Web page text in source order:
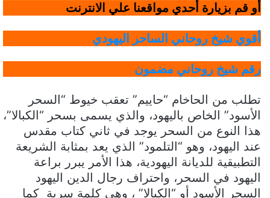
أو قم بزيارة أحدي مواقعنا علي الانترنت
أقوي شيخ روحاني الساحر اليهودي
رقم شيخ روحاني مضمون
تطلب من الحاخام “حاييم” تعقب خيوط “السحر
الأسود” الخاص باليهود، والذي يسمى بسحر “الكبالا”،
هذا النوع من السحر يوجد في ثاني كتاب مقدس
عند اليهود، وهو “التلمود” الذي يعد بمثابة الشريعة
التطبيقية للديانة اليهودية، هذا الأمر يبرر براعة
اليهود في السحر، واحتراف رجال الدين اليهود
السحر الأسود أو “الكبالا” ، وهي كلمة سرية كما